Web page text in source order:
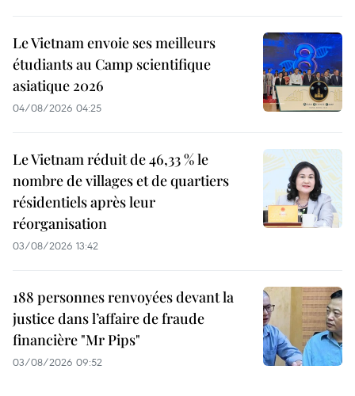
Le Vietnam envoie ses meilleurs
étudiants au Camp scientifique
asiatique 2026
04/08/2026 04:25
Le Vietnam réduit de 46,33 % le
nombre de villages et de quartiers
résidentiels après leur
réorganisation
03/08/2026 13:42
188 personnes renvoyées devant la
justice dans l’affaire de fraude
financière "Mr Pips"
03/08/2026 09:52